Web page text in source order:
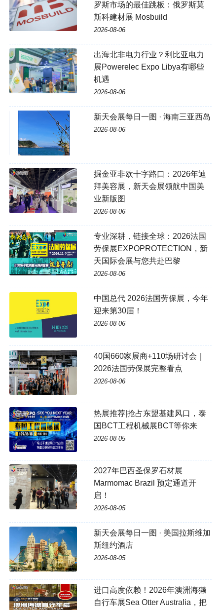
罗斯市场的最佳跳板：俄罗斯莫
斯科建材展 Mosbuild
2026-08-06
出海北非电力行业？利比亚电力
展Powerelec Expo Libya有哪些
机遇
2026-08-06
新天会展每日一图 · 海南三亚西岛
2026-08-06
掘金亚非欧十字路口：2026年迪
拜美容展，新天会展领航中国美
业新版图
2026-08-06
专业深耕，链接全球：2026法国
劳保展EXPOPROTECTION，新
天国际会展与您共赴巴黎
2026-08-06
中国总代 2026法国劳保展，今年
迎来第30届！
2026-08-06
40国660家展商+110场研讨会｜
2026法国劳保展完整看点
2026-08-06
热展推荐|抢占东盟基建风口，泰
国BCT工程机械展BCT等你来
2026-08-05
2027年巴西圣保罗石材展
Marmomac Brazil 预定通道开
启！
2026-08-05
新天会展每日一图 · 美国拉斯维加
斯纽约酒店
2026-08-05
进口高度依赖！2026年澳洲海獭
自行车展Sea Otter Australia，把